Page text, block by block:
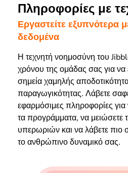
Πληροφορίες με
Εργαστείτε εξυπνότερα
δεδομένα
Η τεχνητή νοημοσύνη του
χρόνου της ομάδας σας για να
σημεία χαμηλής
παραγωγικότητας. Λάβετε
εφαρμόσιμες πληροφορίες για
τα προγράμματα, να μειώσετε
υπερωριών και να λάβετε πιο
το ανθρώπινο δυναμικό σας.